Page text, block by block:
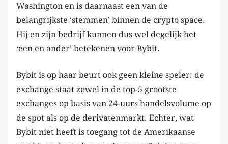
Washington en is daarnaast een van de
belangrijkste ‘stemmen’ binnen de crypto space.
Hij en zijn bedrijf kunnen dus wel degelijk het
‘een en ander’ betekenen voor Bybit.
Bybit is op haar beurt ook geen kleine speler: de
exchange staat zowel in de top-5 grootste
exchanges op basis van 24-uurs handelsvolume op
de spot als op de derivatenmarkt. Echter, wat
Bybit niet heeft is toegang tot de Amerikaanse